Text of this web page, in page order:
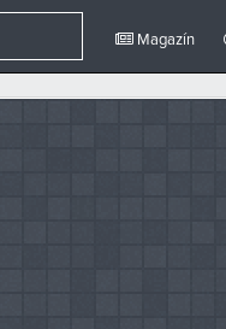
Magazín